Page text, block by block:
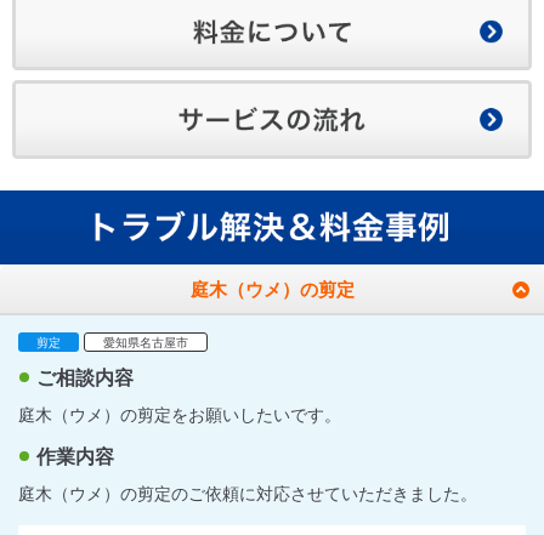
庭木（ウメ）の剪定
剪定 愛知県名古屋市
ご相談内容
庭木（ウメ）の剪定をお願いしたいです。
作業内容
庭木（ウメ）の剪定のご依頼に対応させていただきました。